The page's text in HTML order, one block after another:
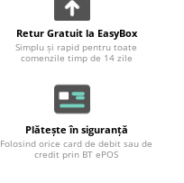
Retur Gratuit la EasyBox
Simplu și rapid pentru toate
comenzile timp de 14 zile
Plătește în siguranță
Folosind orice card de debit sau de
credit prin BT ePOS